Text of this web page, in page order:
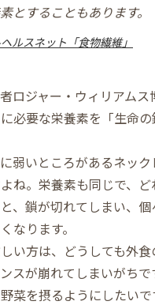
とすることもあります。
ルスネット「食物繊維」
ロジャー・ウィリアムス
必要な栄養素を「生命
弱いところがあるネッ
ね。栄養素も同じで、
、鎖が切れてしまい、
なります。
い方は、どうしても外
スが崩れてしまいがちで
菜を摂るようにしたいで